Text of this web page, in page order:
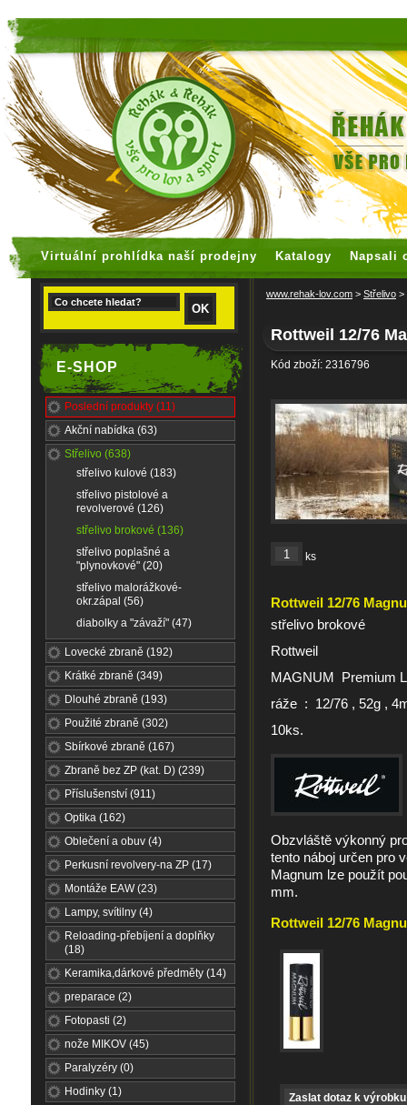
Virtuální prohlídka naší prodejny Katalogy Napsali
E-SHOP
Poslední produkty (11)
Akční nabídka (63)
Střelivo (638)
střelivo kulové (183)
střelivo pistolové a
revolverové (126)
střelivo brokové (136)
střelivo poplašné a
"plynovkové" (20)
střelivo malorážkové-
okr.zápal (56)
diabolky a "závaží" (47)
Lovecké zbraně (192)
Krátké zbraně (349)
Dlouhé zbraně (193)
Použité zbraně (302)
Sbírkové zbraně (167)
Zbraně bez ZP (kat. D) (239)
Příslušenství (911)
Optika (162)
Oblečení a obuv (4)
Perkusní revolvery-na ZP (17)
Montáže EAW (23)
Lampy, svítilny (4)
Reloading-přebíjení a doplňky
(18)
Keramika,dárkové předměty (14)
preparace (2)
Fotopasti (2)
nože MIKOV (45)
Paralyzéry (0)
Hodinky (1)
www.rehak-lov.com > Střelivo >
Rottweil 12/76
Kód zboží: 2316796
ks
Rottweil 12/76
střelivo brokové
Rottweil
MAGNUM Premium
ráže : 12/76 , 52g ,
10ks.
Obzvláště výkonný
tento náboj určen pro
Magnum lze použít
mm.
Rottweil 12/76
Zaslat dotaz k výrobku